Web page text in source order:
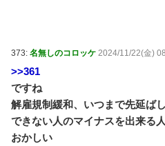
373: 名無しのコロッケ 2024/11/22(金)
>>361
ですね
解雇規制緩和、いつまで先延ば
できない人のマイナスを出来る
おかしい